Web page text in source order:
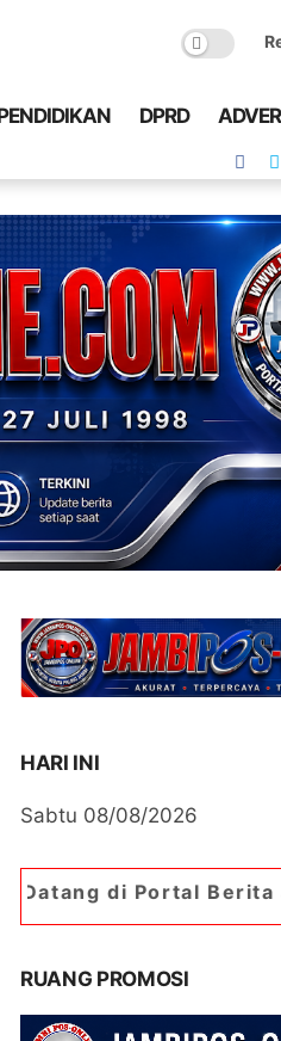
DPRD
HARI INI
Sabtu 08/08/2026
Portal Berita
RUANG PROMOSI